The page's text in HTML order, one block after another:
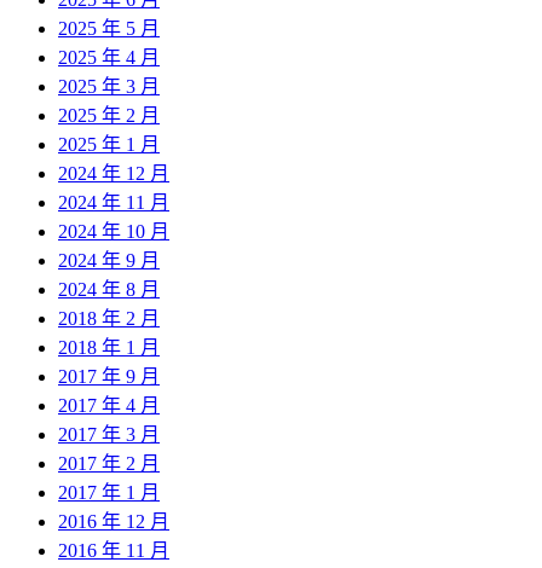
2025 年 5 月
2025 年 4 月
2025 年 3 月
2025 年 2 月
2025 年 1 月
2024 年 12 月
2024 年 11 月
2024 年 10 月
2024 年 9 月
2024 年 8 月
2018 年 2 月
2018 年 1 月
2017 年 9 月
2017 年 4 月
2017 年 3 月
2017 年 2 月
2017 年 1 月
2016 年 12 月
2016 年 11 月